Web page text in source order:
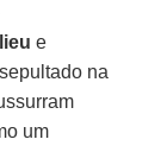
e
na
um